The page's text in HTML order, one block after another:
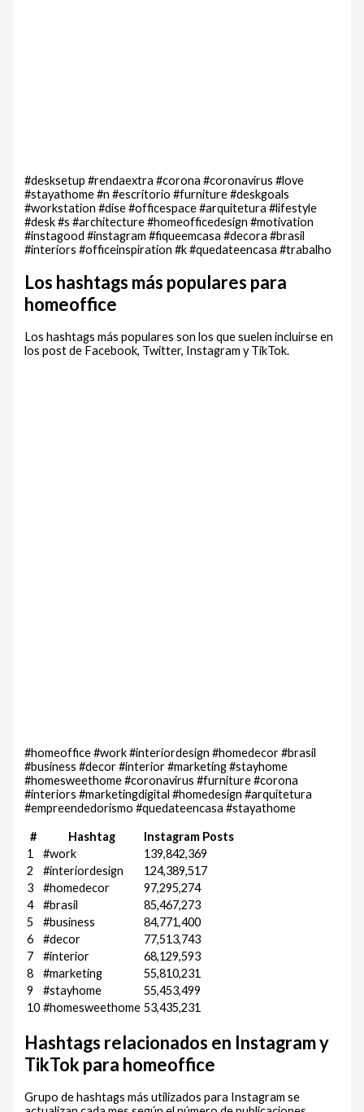
#desksetup #rendaextra #corona #coronavirus #love
#stayathome #n #escritorio #furniture #deskgoals
#workstation #dise #officespace #arquitetura #lifestyle
#desk #s #architecture #homeofficedesign #motivation
#instagood #instagram #fiqueemcasa #decora #brasil
#interiors #officeinspiration #k #quedateencasa #trabalho
Los hashtags más populares para
homeoffice
Los hashtags más populares son los que suelen incluirse en
los post de Facebook, Twitter, Instagram y TikTok.
#homeoffice #work #interiordesign #homedecor #brasil
#business #decor #interior #marketing #stayhome
#homesweethome #coronavirus #furniture #corona
#interiors #marketingdigital #homedesign #arquitetura
#empreendedorismo #quedateencasa #stayathome
# Hashtag
Instagram Posts
1
#work
139,842,369
2
#interiordesign
124,389,517
3
#homedecor
97,295,274
4
#brasil
85,467,273
5
#business
84,771,400
6
#decor
77,513,743
7
#interior
68,129,593
8
#marketing
55,810,231
9
#stayhome
55,453,499
10 #homesweethome 53,435,231
Hashtags relacionados en Instagram y
TikTok para homeoffice
Grupo de hashtags más utilizados para Instagram se